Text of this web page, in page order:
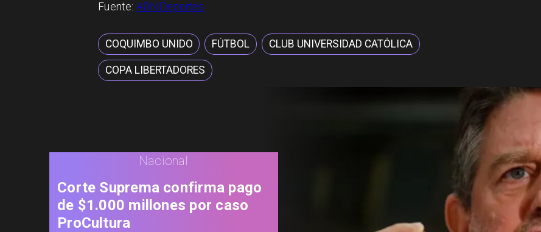
Fuente: ADN Deportes
COQUIMBO UNIDO FÚTBOL CLUB UNIVERSIDAD CATÓLICA
COPA LIBERTADORES
Nacional
Corte Suprema confirma pago
de $1.000 millones por caso
ProCultura